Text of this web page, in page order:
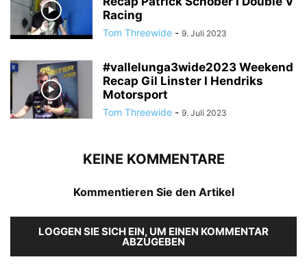
Racing
Tom Threewide - 9. Juli 2023
#vallelunga3wide2023 Weekend
Recap Gil Linster I Hendriks
Motorsport
Tom Threewide - 9. Juli 2023
KEINE KOMMENTARE
Kommentieren Sie den Artikel
LOGGEN SIE SICH EIN, UM EINEN KOMMENTAR
ABZUGEBEN